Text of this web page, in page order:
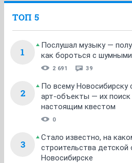
ТОП 5
1
Послушал музыку —
как бороться с
2 691 39
2
По всему
арт-объекты — их поиск
настоящим квестом
0
3
Стало известно, на
строительства
Новосибирске